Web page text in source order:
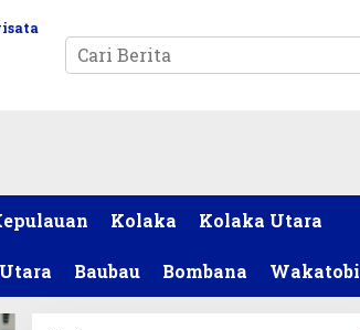
Kolaka Kolaka Utara
Baubau Bombana Wakatobi